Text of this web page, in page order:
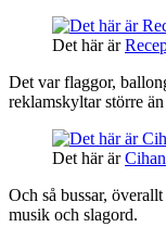
Det här är
Det var flaggor,
reklamskyltar större
Det här ärCihan
Och så bussar,
musik och slagord.